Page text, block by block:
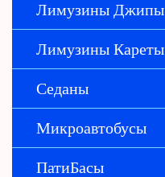
Лимузины Джипы
Лимузины Кареты
Седаны
Микроавтобусы
ПатиБасы